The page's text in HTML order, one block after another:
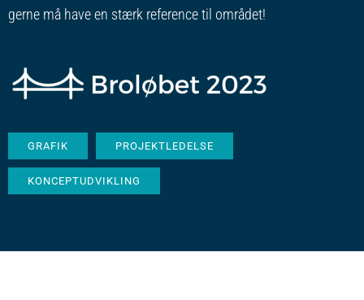
gerne må have en stærk reference til området!
GRAFIK PROJEKTLEDELSE
KONCEPTUDVIKLING